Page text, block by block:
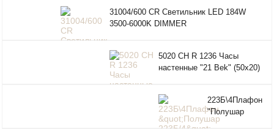
31004/600 CR Светильник LED 184W
3500-6000K DIMMER
5020 СН R 1236 Часы
настенные "21 Bek" (50x20)
223Б\4Плафон
"Полушар
223Б/4" б/с